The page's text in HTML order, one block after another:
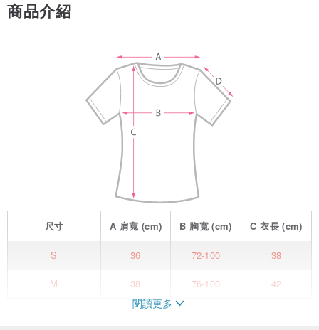
商品介紹
尺寸 A 肩寬 (cm) B 胸寬(cm) C衣長(cm)
S 36 72-100 38
M 38 76-100 42
閱讀更多